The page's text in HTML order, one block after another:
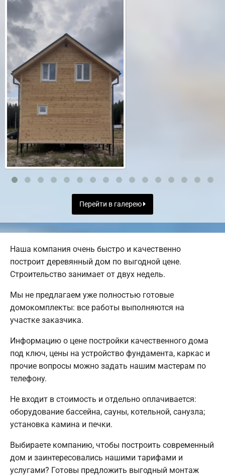
Перейти в галерею
Наша компания очень быстро и качественно
построит деревянный дом по выгодной цене.
Строительство занимает от двух недель.
Мы не предлагаем уже полностью готовые
домокомплекты: все работы выполняются на
участке заказчика.
Информацию о цене постройки качественного дома
под ключ, цены на устройство фундамента, каркас и
прочие вопросы можно задать нашим мастерам по
телефону.
Не входит в стоимость и отдельно оплачивается:
оборудование бассейна, сауны, котельной, санузла;
установка камина и печки.
Выбираете компанию, чтобы построить современный
дом и заинтересовались нашими тарифами и
услугами? Готовы предложить выгодный монтаж